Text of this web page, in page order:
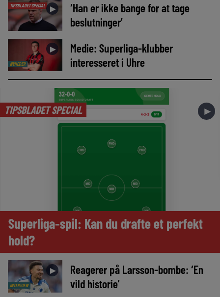
TIPSBLADET SPECIAL ►
‘Han er ikke bange for at tage
beslutninger’
NYHEDER
►
Medie: Superliga-klubber
interesseret i Uhre
TIPSBLADET SPECIAL ►
Superliga-spil: Kan du drafte et perfekt
hold?
INTERVIEW
►
Reagerer på Larsson-bombe: ‘En
vild historie’